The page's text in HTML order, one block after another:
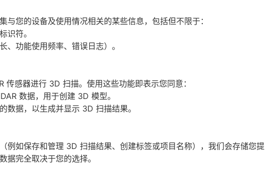
与您的设备及使用情况相关的某些信息，包括但不限于：
识符。
、功能使用频率、错误日志）。
感器进行 3D 扫描。使用这些功能即表示您同意：
数据，用于创建 3D 模型。
数据，以生成并显示 3D 扫描结果。
例如保存和管理 3D 扫描结果、创建标签或项目名称），我们会存储您提
据完全取决于您的选择。